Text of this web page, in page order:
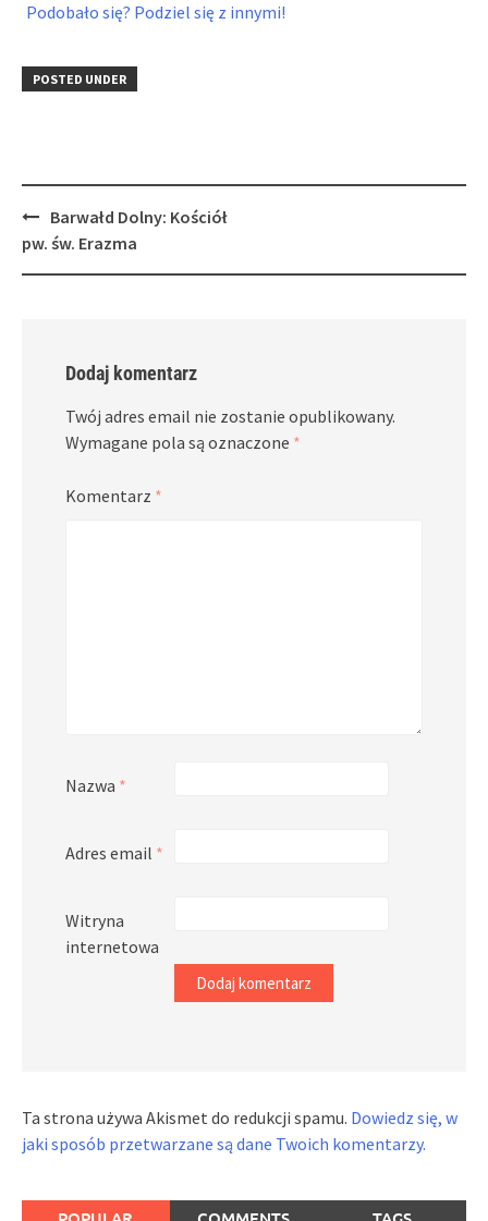
Podobało się? Podziel się z innymi!
POSTED UNDER
Post
navigation
Barwałd Dolny: Kościół
pw. św. Erazma
Dodaj komentarz
Twój adres email nie zostanie opublikowany.
Wymagane pola są oznaczone *
Komentarz *
Nazwa *
Adres email *
Witryna
internetowa
Ta strona używa Akismet do redukcji spamu. Dowiedz się, w
jaki sposób przetwarzane są dane Twoich komentarzy.